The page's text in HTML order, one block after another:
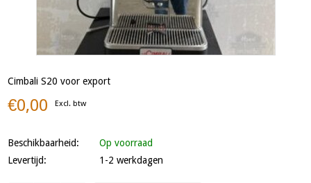
Cimbali S20 voor export
€0,00 Excl. btw
Beschikbaarheid:
Op voorraad
Levertijd:
1-2 werkdagen